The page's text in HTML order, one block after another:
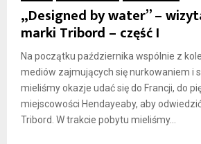
„Designed by water” –
marki Tribord – część I
Na początku października wspólnie z
mediów zajmujących się nurkowaniem i
mieliśmy okazje udać się do Francji, do
miejscowości Hendayeaby, aby
Tribord. W trakcie pobytu mieliśmy...